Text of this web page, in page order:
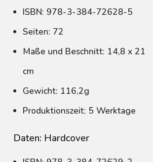
ISBN: 978-3-384-72628-5
Seiten: 72
Maße und Beschnitt: 14,8 x 21
cm
Gewicht: 116,2g
Produktionszeit: 5 Werktage
Daten: Hardcover